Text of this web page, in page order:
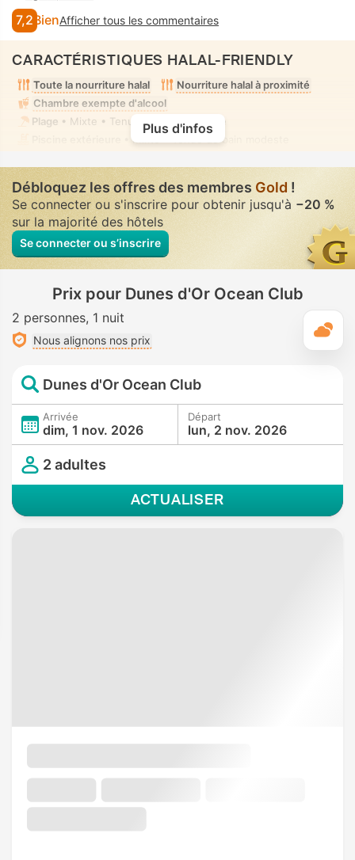
7,2 BienAfficher tous les commentaires
CARACTÉRISTIQUES HALAL-FRIENDLY
Toute la nourriture halal
Nourriture halal à proximité
Chambre exempte d'alcool
Plage • Mixte • Tenue de bain modeste
• Mixte • Tenue de bain modeste
Plus d'infos
Débloquez les offres des membres Gold !
Se connecter ou s'inscrire pour obtenir jusqu'à −20 %
sur la majorité des hôtels
Se connecter ou s’inscrire
Prix pour Dunes d'Or Ocean Club
2 personnes 1 nuit
Nous alignons nos prix
Dunes d'Or Ocean Club
Arrivée
dim, 1 nov. 2026
Départ
lun, 2 nov. 2026
2 adultes
ACTUALISER